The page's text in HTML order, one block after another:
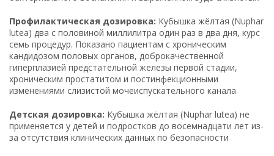
Профилактическая дозировка: Кубышка жёлтая (Nuphar
lutea) два с половиной миллилитра один раз в два дня, курс
семь процедур. Показано пациентам с хроническим
кандидозом половых органов, доброкачественной
гиперплазией предстательной железы первой стадии,
хроническим простатитом и постинфекционными
изменениями слизистой мочеиспускательного канала
Детская дозировка: Кубышка жёлтая (Nuphar lutea) не
применяется у детей и подростков до восемнадцати лет из-
за отсутствия клинических данных по безопасности